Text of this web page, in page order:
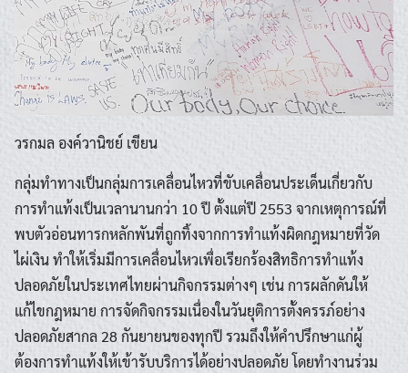
วรกมล องค์วานิชย์ เขียน
กลุ่มทำทางเป็นกลุ่มการเคลื่อนไหวที่ขับเคลื่อนประเด็นเกี่ยวกับ
การทำแท้งเป็นเวลานานกว่า 10 ปี ตั้งแต่ปี 2553 จากเหตุการณ์ที่
พบตัวอ่อนทารกหลักพันที่ถูกทิ้งจากการทำแท้งผิดกฎหมายที่วัด
ไผ่เงิน ทำให้เริ่มมีการเคลื่อนไหวเพื่อเรียกร้องสิทธิการทำแท้ง
ปลอดภัยในประเทศไทยผ่านกิจกรรมต่างๆ เช่น การผลักดันให้
แก้ไขกฎหมาย การจัดกิจกรรมเนื่องในวันยุติการตั้งครรภ์อย่าง
ปลอดภัยสากล 28 กันยายนของทุกปี รวมถึงให้คำปรึกษาแก่ผู้
ต้องการทำแท้งให้เข้ารับบริการได้อย่างปลอดภัย โดยทำงานร่วม